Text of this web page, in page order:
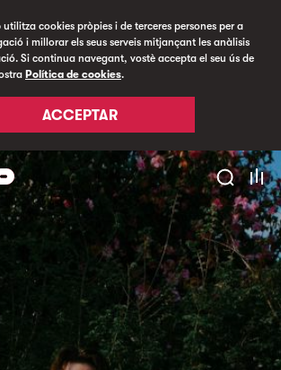
cookies pròpies i de terceres persones per a
i millorar els seus serveis mitjançant les anàlisis
Si continua navegant, vostè accepta el seu ús de
Política de cookies.
ACCEPTAR